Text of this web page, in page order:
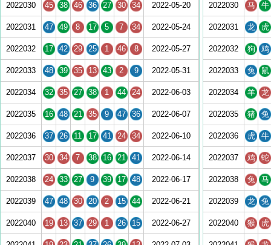
2022030 45 38 46 36 27 30 34 2022-05-20
2022031 47 49 8 17 5 7 34 2022-05-24
2022032 17 42 29 25 1 46 8 2022-05-27
2022033 48 39 35 13 43 2 9 2022-05-31
2022034 32 35 27 38 1 44 24 2022-06-03
2022035 16 48 21 35 9 47 36 2022-06-07
2022036 37 26 11 17 41 24 34 2022-06-10
2022037 30 34 7 38 16 21 41 2022-06-14
2022038 24 33 27 9 39 17 48 2022-06-17
2022039 47 48 30 20 2 15 44 2022-06-21
2022040 19 13 37 29 1 26 15 2022-06-27
2022030 马 牛
2022031 龙 虎
2022032 狗 鸡
2022033 兔 鼠
2022034 羊 龙
2022035 猪 兔
2022036 虎 牛
2022037 鸡 蛇
2022038 兔 马
2022039 龙 兔
2022040 猴 虎